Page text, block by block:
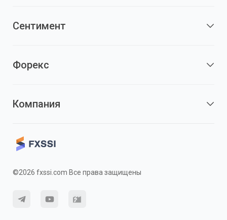
Сентимент
Форекс
Компания
©2026 fxssi.com Все права защищены